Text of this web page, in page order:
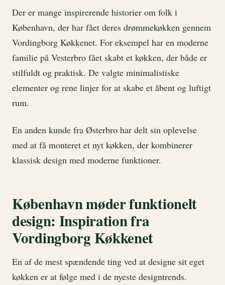
Der er mange inspirerende historier om folk i
København, der har fået deres drømmekøkken gennem
Vordingborg Køkkenet. For eksempel har en moderne
familie på Vesterbro fået skabt et køkken, der både er
stilfuldt og praktisk. De valgte minimalistiske
elementer og rene linjer for at skabe et åbent og luftigt
rum.
En anden kunde fra Østerbro har delt sin oplevelse
med at få monteret et nyt køkken, der kombinerer
klassisk design med moderne funktioner.
København møder funktionelt
design: Inspiration fra
Vordingborg Køkkenet
En af de mest spændende ting ved at designe sit eget
køkken er at følge med i de nyeste designtrends.